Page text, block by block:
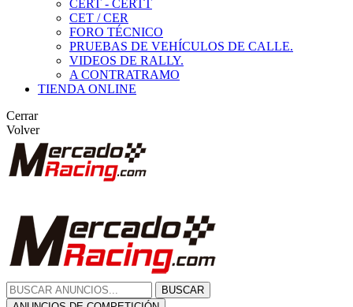
CERT - CERTT
CET / CER
FORO TÉCNICO
PRUEBAS DE VEHÍCULOS DE CALLE.
VIDEOS DE RALLY.
A CONTRATRAMO
TIENDA ONLINE
Cerrar
Volver
BUSCAR
ANUNCIOS DE COMPETICIÓN